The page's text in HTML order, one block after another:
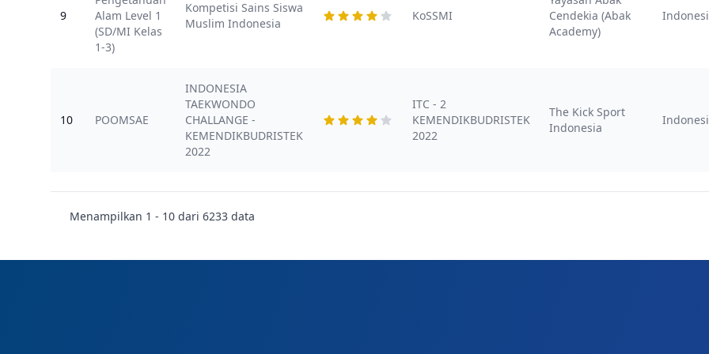
9
Alam Level 1
(SD/MI Kelas
1-3)
Kompetisi Sains Siswa
Muslim Indonesia
KoSSMI
Cendekia (Abak
Academy)
10 POOMSAE
INDONESIA
TAEKWONDO
CHALLANGE -
KEMENDIKBUDRISTEK
2022
ITC - 2
KEMENDIKBUDRISTEK
2022
The Kick Sport
Indonesia
Menampilkan 1 - 10 dari 6233 data